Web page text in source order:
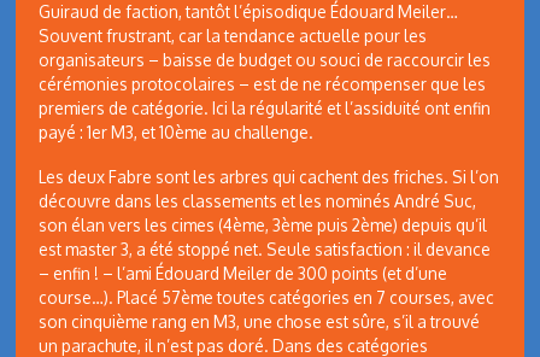
Guiraud de faction, tantôt l’épisodique Édouard Meiler…
Souvent frustrant, car la tendance actuelle pour les
organisateurs – baisse de budget ou souci de raccourcir les
cérémonies protocolaires – est de ne récompenser que les
premiers de catégorie. Ici la régularité et l’assiduité ont enfin
payé : 1er M3, et 10ème au challenge.
Les deux Fabre sont les arbres qui cachent des friches. Si l’on
découvre dans les classements et les nominés André Suc,
son élan vers les cimes (4ème, 3ème puis 2ème) depuis qu’il
est master 3, a été stoppé net. Seule satisfaction : il devance
– enfin ! – l’ami Édouard Meiler de 300 points (et d’une
course…). Placé 57ème toutes catégories en 7 courses, avec
son cinquième rang en M3, une chose est sûre, s’il a trouvé
un parachute, il n’est pas doré. Dans des catégories